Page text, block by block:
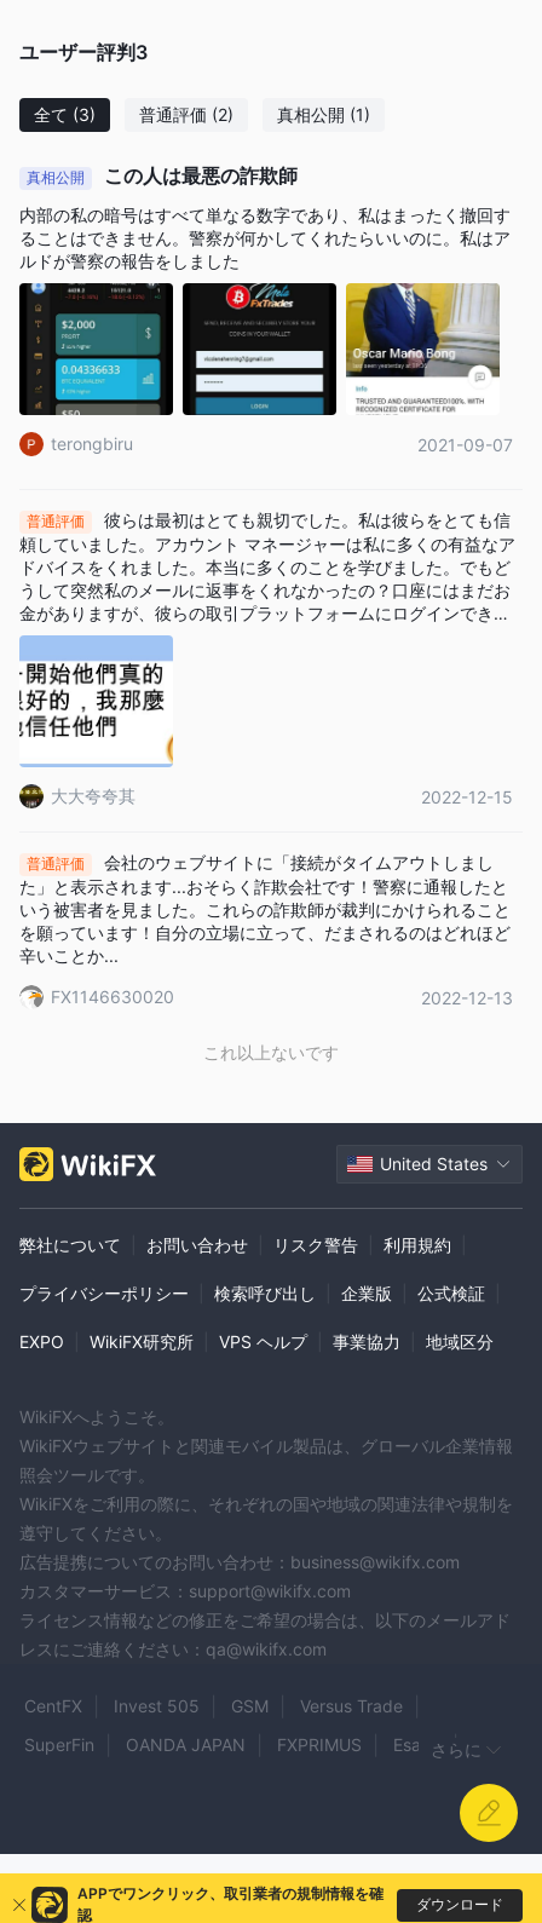
META FX Global代替ブローカー
代わりのブローカーはたくさんあります META FX Globalトレー
ョンには次のようなものがあります。
プラス500 -シンプルで使いやすいプラットフォームと幅広い
取引可能な商品を提供する CFD サービスプロバイダーで、CFD
取引に興味のある人に適しています。
外国為替.com-大手外国為替ブローカーとして、幅広い通貨ペ
ア、堅牢な取引プラットフォーム、高品質のリサーチツールを提
供しており、外国為替トレーダーにとって優れた選択肢となって
います。
ダーにも同様に優れた選択肢です。
は META FX Global安全ですか、それとも詐欺ですか？
アプローチすることが不可欠です META FX Global規制上の監督
ため、注意が必要です。トレーダーは、プラットフォームを利用
する前に、徹底的な調査を実施し、デューデリジェンスを実施
し、関連するリスクを慎重に検討する必要があります。さらに、
他のトレーダーから独立したレビューやフィードバックを求める
ことで、トレーダーの安全性と信頼性についてのさらなる洞察を
て。
市場手段
META FX Globalは、250 を超える取引商品の豊富な品揃えを誇
広い金融市場にアクセスできるようにします。非常に幅広いオプ
オを多様化し、さまざまな市場機会を活用できるようにします。
スポットメタル。トレーダーは、金、銀、プラチナ、パラジウ
ムなどの貴金属の取引に従事できます。これらの金属はその本質
的な価値で知られており、経済的な不確実性を回避したり、市場
外国為替取引
が提供するもう 1 つの重要なサービスです META
買できる外国為替市場への参加を容易にします。このダイナミッ
クな市場は、高い流動性、一定の価格変動、メジャー、マイナ
暗号通貨愛好家は見つけるでしょう META FX Globalの取引をサ
ポートするため、魅力的な選択肢となるでしょう。 暗号通貨。
ビットコイン (BTC) やイーサリアム (ETH) などの人気のオプシ
ョンから多様なアルトコインまで、トレーダーは暗号通貨市場の
ボラティリティと大きな利益の可能性を利用できます。
このプラットフォームでは、次へのアクセスも提供します。
品取引
、世界市場で重要な役割を果たすさまざまな商品を網羅し
ています。トレーダーは、銅やアルミニウムなどの金属だけでな
どの商品の世界を掘り下げることができます。これらの商品の価
済の動向などの要因によって影響されます。
原資産を所有せずに株式の取引に興味がある人にとって、 META
。差額契約 (CFD) 取引を使用す
ると、トレーダーはさまざまな市場の株式の価格変動を推測でき
ます。業界やセクターにわたる多様な株式の選択により、トレー
ダーはさまざまな企業の業績に参加し、市場の変動から利益を得
ユーザー評判 3
全て (3) 普通評価 (2) 真相公開 (1)
真相公開 この人は最悪の詐欺師
内部の私の暗号はすべて単なる数字であり、私はまったく撤回す
ることはできません。警察が何かしてくれたらいいのに。私はア
ルドが警察の報告をしました
terongbiru 2021-09-07
普通評価
彼らは最初はとても親切でした。私は彼らをとても信
頼していました。アカウント マネージャーは私に多くの有益なア
ドバイスをくれました。本当に多くのことを学びました。でもど
うして突然私のメールに返事をくれなかったの？口座にはまだお
金がありますが、彼らの取引プラットフォームにログインできな
くなりました。 . .
大大夸夸其 2022-12-15
普通評価
会社のウェブサイトに「接続がタイムアウトしまし
た」と表示されます...おそらく詐欺会社です！警察に通報したと
いう被害者を見ました。これらの詐欺師が裁判にかけられること
を願っています！自分の立場に立って、だまされるのはどれほど
辛いことか...
FX1146630020
2022-12-13
これ以上ないです
United States
弊社について お問い合わせ リスク警告 利用規約
プライバシーポリシー 検索呼び出し 企業版 公式検証
EXPO WikiFX研究所 VPS ヘルプ 事業協力 地域区分
WikiFXへようこそ。
WikiFXウェブサイトと関連モバイル製品は、グローバル企業情報
照会ツールです。
WikiFXをご利用の際に、それぞれの国や地域の関連法律や規制を
遵守してください。
広告提携についてのお問い合わせ：business@wikifx.com
カスタマーサービス：support@wikifx.com
ライセンス情報などの修正をご希望の場合は、以下のメールアド
レスにご連絡ください：qa@wikifx.com
CentFX Invest 505 GSM
Versus Trade
SuperFin
OANDA JAPAN FXPRIMUS
EsaFX
FULLERTON
CPY
TradingStakes EXPLORER
CRYPTOVISTA
TGM
さらに
APPでワンクリック、取引業者の規制情報を確
認
ダウンロード